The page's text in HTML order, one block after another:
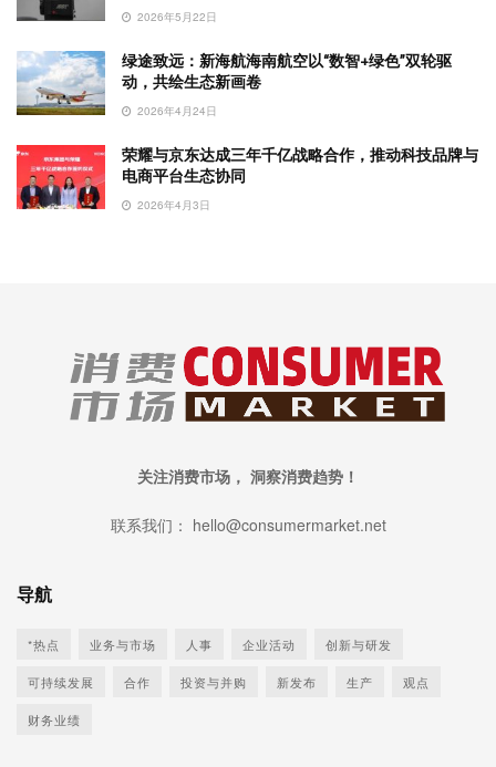
2026年5月22日
绿途致远：新海航海南航空以“数智+绿色”双轮驱
动，共绘生态新画卷
2026年4月24日
荣耀与京东达成三年千亿战略合作，推动科技品牌与
电商平台生态协同
2026年4月3日
关注消费市场， 洞察消费趋势！
联系我们： hello@consumermarket.net
导航
*热点 业务与市场 人事 企业活动 创新与研发
可持续发展 合作 投资与并购 新发布 生产 观点
财务业绩